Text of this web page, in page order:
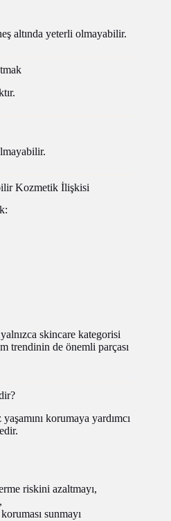
altında yeterli olmayabilir.
Kozmetik İlişkisi
skincare kategorisi
trendinin de önemli parçası
korumaya yardımcı
riskini azaltmayı,
sunmayı